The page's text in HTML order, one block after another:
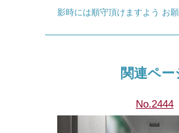
影時には順守頂けますよう お願
関連ペー
No.2444